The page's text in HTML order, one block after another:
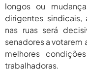
longos ou
dirigentes
nas ruas será
senadores a votarem
melhores
trabalhadoras.